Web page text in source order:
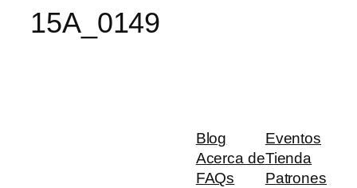
15A_0149
Blog
Acerca de
FAQs
Eventos
Tienda
Patrones